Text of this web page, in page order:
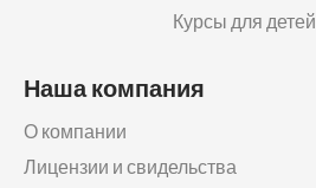
Курсы для детей
Наша компания
О компании
Лицензии и свидельства